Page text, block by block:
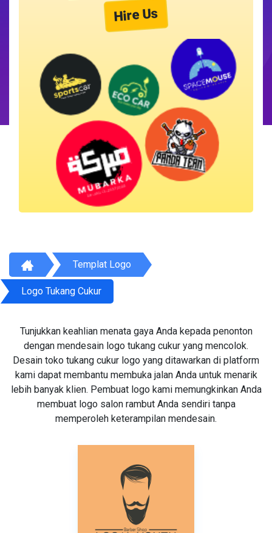
Hire Us
Templat Logo
Logo Tukang Cukur
Tunjukkan keahlian menata gaya Anda kepada penonton
dengan mendesain logo tukang cukur yang mencolok.
Desain toko tukang cukur logo yang ditawarkan di platform
kami dapat membantu membuka jalan Anda untuk menarik
lebih banyak klien. Pembuat logo kami memungkinkan Anda
membuat logo salon rambut Anda sendiri tanpa
memperoleh keterampilan mendesain.